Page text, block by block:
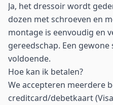
Ja, het dressoir wordt
dozen met schroeven en
montage is eenvoudig en
gereedschap. Een
voldoende.
Hoe kan ik betalen?
We accepteren meerdere
creditcard/debetkaart